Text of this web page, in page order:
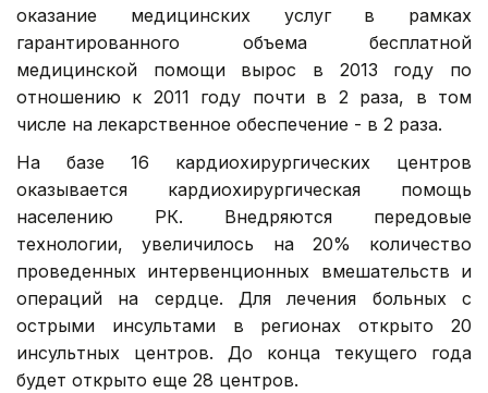
оказание медицинских услуг в рамках
гарантированного объема бесплатной
медицинской помощи вырос в 2013 году по
отношению к 2011 году почти в 2 раза, в том
числе на лекарственное обеспечение - в 2 раза.
На базе 16 кардиохирургических центров
оказывается кардиохирургическая помощь
населению РК. Внедряются передовые
технологии, увеличилось на 20% количество
проведенных интервенционных вмешательств и
операций на сердце. Для лечения больных с
острыми инсультами в регионах открыто 20
инсультных центров. До конца текущего года
будет открыто еще 28 центров.